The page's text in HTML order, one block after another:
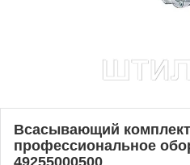
Всасывающий
профессиональное
49255000500